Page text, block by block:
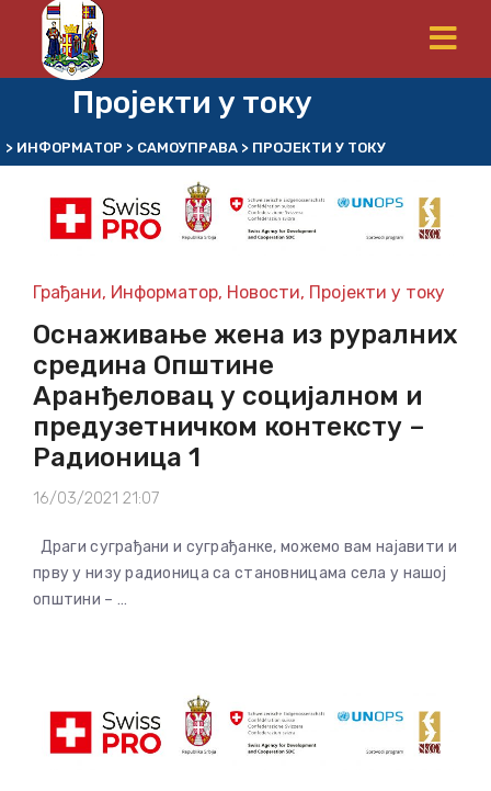
Пројекти у току
> ИНФОРМАТОР > САМОУПРАВА > ПРОЈЕКТИ У ТОКУ
Грађани, Информатор, Новости, Пројекти у току
Оснаживање жена из руралних
средина Општине
Аранђеловац у социјалном и
предузетничком контексту –
Радионица 1
16/03/2021 21:07
Драги суграђани и суграђанке, можемо вам најавити и
прву у низу радионица са становницама села у нашој
општини – …